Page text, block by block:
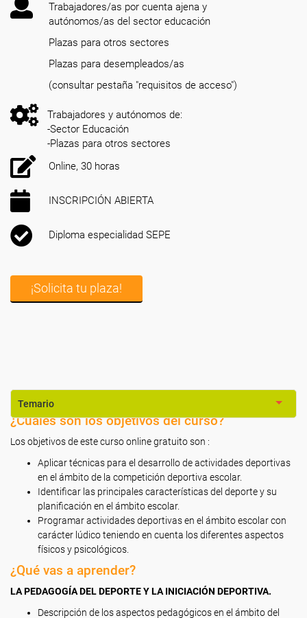
Trabajadores/as por cuenta ajena y
autónomos/as del sector educación
Plazas para otros sectores
Plazas para desempleados/as
(consultar pestaña "requisitos de acceso")
Trabajadores y autónomos de:
-Sector Educación
-Plazas para otros sectores
Online, 30 horas
INSCRIPCIÓN ABIERTA
Diploma especialidad SEPE
¡Solicita tu plaza!
Temario
¿Cuáles son los objetivos del curso?
Los objetivos de este curso online gratuito son :
Aplicar técnicas para el desarrollo de actividades deportivas
en el ámbito de la competición deportiva escolar.
Identificar las principales características del deporte y su
planificación en el ámbito escolar.
Programar actividades deportivas en el ámbito escolar con
carácter lúdico teniendo en cuenta los diferentes aspectos
físicos y psicológicos.
¿Qué vas a aprender?
LA PEDAGOGÍA DEL DEPORTE Y LA INICIACIÓN DEPORTIVA.
Descripción de los aspectos pedagógicos en el ámbito del